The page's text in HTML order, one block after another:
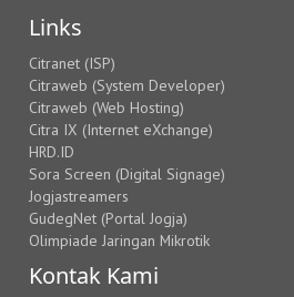
Links
Citranet (ISP)
Citraweb (System Developer)
Citraweb (Web Hosting)
Citra IX (Internet eXchange)
HRD.ID
Sora Screen (Digital Signage)
Jogjastreamers
GudegNet (Portal Jogja)
Olimpiade Jaringan Mikrotik
Kontak Kami